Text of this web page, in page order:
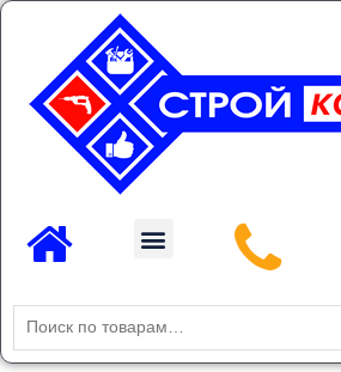
Перейти
содержимому
Menu
Искать: